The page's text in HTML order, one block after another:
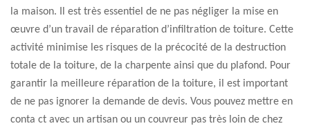
la maison. Il est très essentiel de ne pas négliger la mise en
œuvre d’un travail de réparation d’infiltration de toiture. Cette
activité minimise les risques de la précocité de la destruction
totale de la toiture, de la charpente ainsi que du plafond. Pour
garantir la meilleure réparation de la toiture, il est important
de ne pas ignorer la demande de devis. Vous pouvez mettre en
conta ct avec un artisan ou un couvreur pas très loin de chez